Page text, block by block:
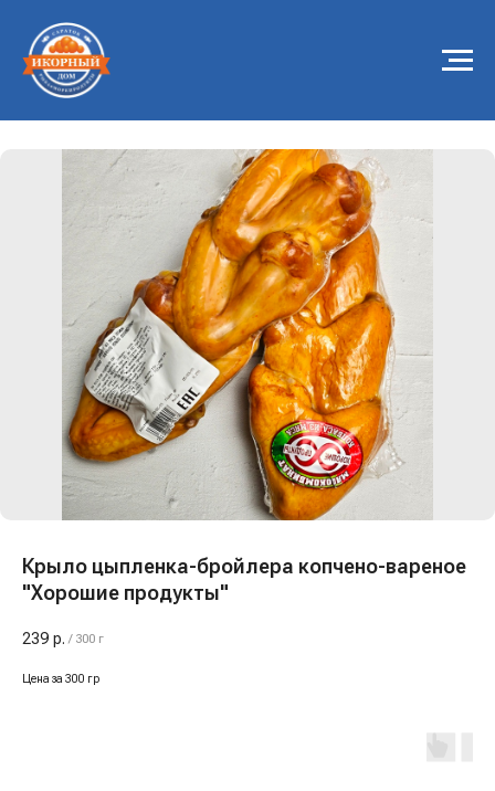
Крыло цыпленка-бройлера копчено-вареное
"Хорошие продукты"
239 р. / 300 г
Цена за 300 гр